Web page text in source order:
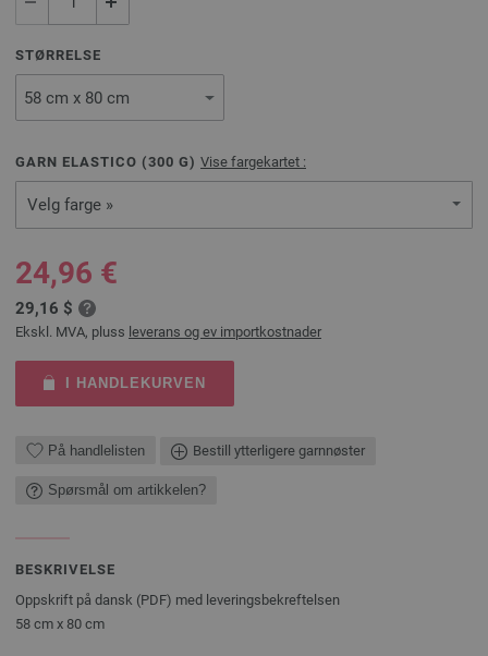
STØRRELSE
GARN ELASTICO (300 G) Vise fargekartet :
Velg farge »
24,96 €
29,16 $
Ekskl. MVA, pluss leverans og ev importkostnader
I HANDLEKURVEN
På handlelisten Bestill ytterligere garnnøster
Spørsmål om artikkelen?
BESKRIVELSE
Oppskrift på dansk (PDF) med leveringsbekreftelsen
58 cm x 80 cm